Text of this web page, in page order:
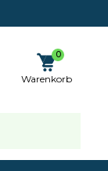
0
Warenkorb